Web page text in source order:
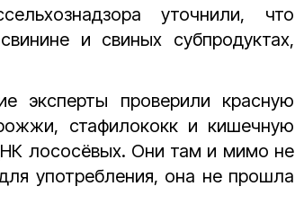
уточнили, что
и свиных субпродуктах,
эксперты проверили красную
стафилококк и кишечную
лососёвых. Они там и мимо не
употребления, она не прошла